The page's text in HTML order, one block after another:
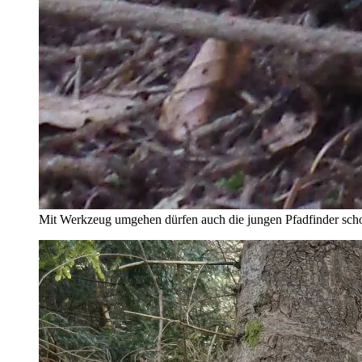
Mit Werkzeug umgehen dürfen auch die jungen Pfadfinder